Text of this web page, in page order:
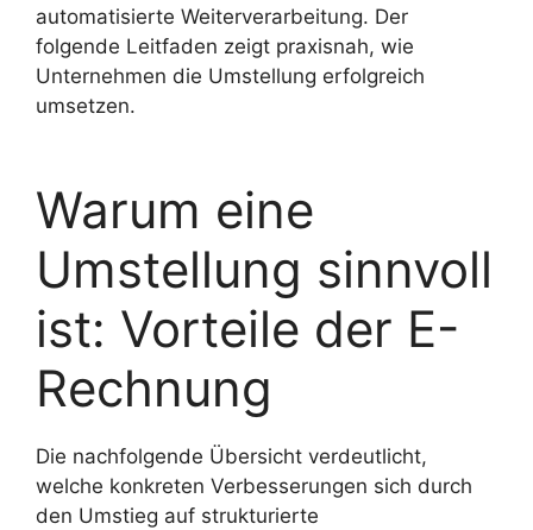
automatisierte Weiterverarbeitung. Der
folgende Leitfaden zeigt praxisnah, wie
Unternehmen die Umstellung erfolgreich
umsetzen.
Warum eine
Umstellung sinnvoll
ist: Vorteile der E-
Rechnung
Die nachfolgende Übersicht verdeutlicht,
welche konkreten Verbesserungen sich durch
den Umstieg auf strukturierte